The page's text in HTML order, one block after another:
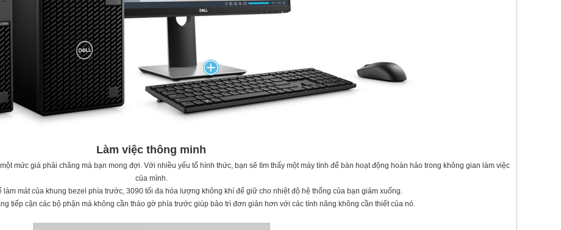
Làm việc thông minh
mức giá phải chăng mà bạn mong đợi. Với nhiều yếu tố hình thức, bạn sẽ tìm thấy một máy tính để bàn hoạt động hoàn hảo trong không gian làm việc
của mình.
làm mát của khung bezel phía trước, 3090 tối đa hóa lượng không khí để giữ cho nhiệt độ hệ thống của bạn giảm xuống.
tiếp cận các bộ phận mà không cần tháo gờ phía trước giúp bảo trì đơn giản hơn với các tính năng không cần thiết của nó.